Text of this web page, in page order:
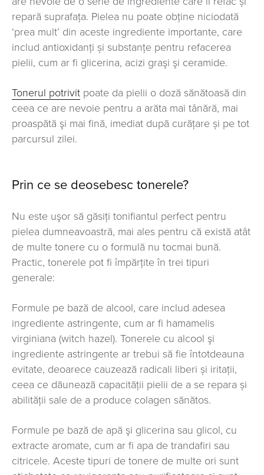
repară suprafața. Pielea nu poate obține niciodată
‘prea mult’ din aceste ingrediente importante, care
includ antioxidanți și substanțe pentru refacerea
pielii, cum ar fi glicerina, acizi graşi şi ceramide.
Tonerul potrivit poate da pielii o doză sănătoasă din
ceea ce are nevoie pentru a arăta mai tânără, mai
proaspătă şi mai fină, imediat după curățare și pe tot
parcursul zilei.
Prin ce se deosebesc tonerele?
Nu este uşor să găsiţi tonifiantul perfect pentru
pielea dumneavoastră, mai ales pentru că există atât
de multe tonere cu o formulă nu tocmai bună.
Practic, tonerele pot fi împărțite în trei tipuri
generale:
Formule pe bază de alcool, care includ adesea
ingrediente astringente, cum ar fi hamamelis
virginiana (witch hazel). Tonerele cu alcool şi
ingrediente astringente ar trebui să fie întotdeauna
evitate, deoarece cauzează radicali liberi și iritații,
ceea ce dăunează capacităţii pielii de a se repara și
abilităţii sale de a produce colagen sănătos.
Formule pe bază de apă şi glicerina sau glicol, cu
extracte aromate, cum ar fi apa de trandafiri sau
citricele. Aceste tipuri de tonere de multe ori sunt